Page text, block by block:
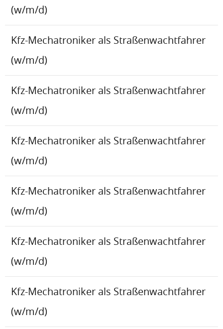
(w/m/d)
Kfz-Mechatroniker als Straßenwachtfahrer
(w/m/d)
Kfz-Mechatroniker als Straßenwachtfahrer
(w/m/d)
Kfz-Mechatroniker als Straßenwachtfahrer
(w/m/d)
Kfz-Mechatroniker als Straßenwachtfahrer
(w/m/d)
Kfz-Mechatroniker als Straßenwachtfahrer
(w/m/d)
Kfz-Mechatroniker als Straßenwachtfahrer
(w/m/d)